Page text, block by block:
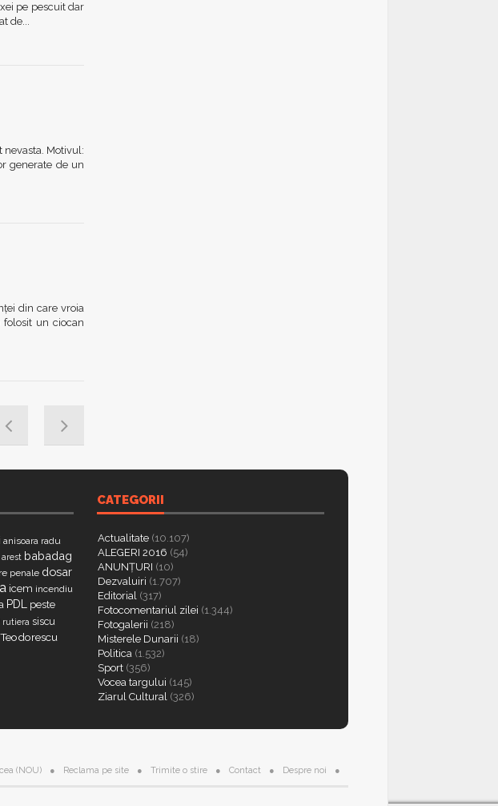
pe pescuit dar
de...
Motivul:
generate de un
din care vroia
un ciocan
anisoara radu
arest babadag
penale dosar
icem incendiu
PDL peste
rutiera siscu
Teodorescu
CATEGORII
Actualitate (10.107)
ALEGERI 2016 (54)
ANUNȚURI (10)
Dezvaluiri (1.707)
Editorial (317)
Fotocomentariul zilei (1.344)
Fotogalerii (218)
Misterele Dunarii (18)
Politica (1.532)
Sport (356)
Vocea targului (145)
Ziarul Cultural (326)
(NOU) Reclama pe site Trimite o stire Contact Despre noi